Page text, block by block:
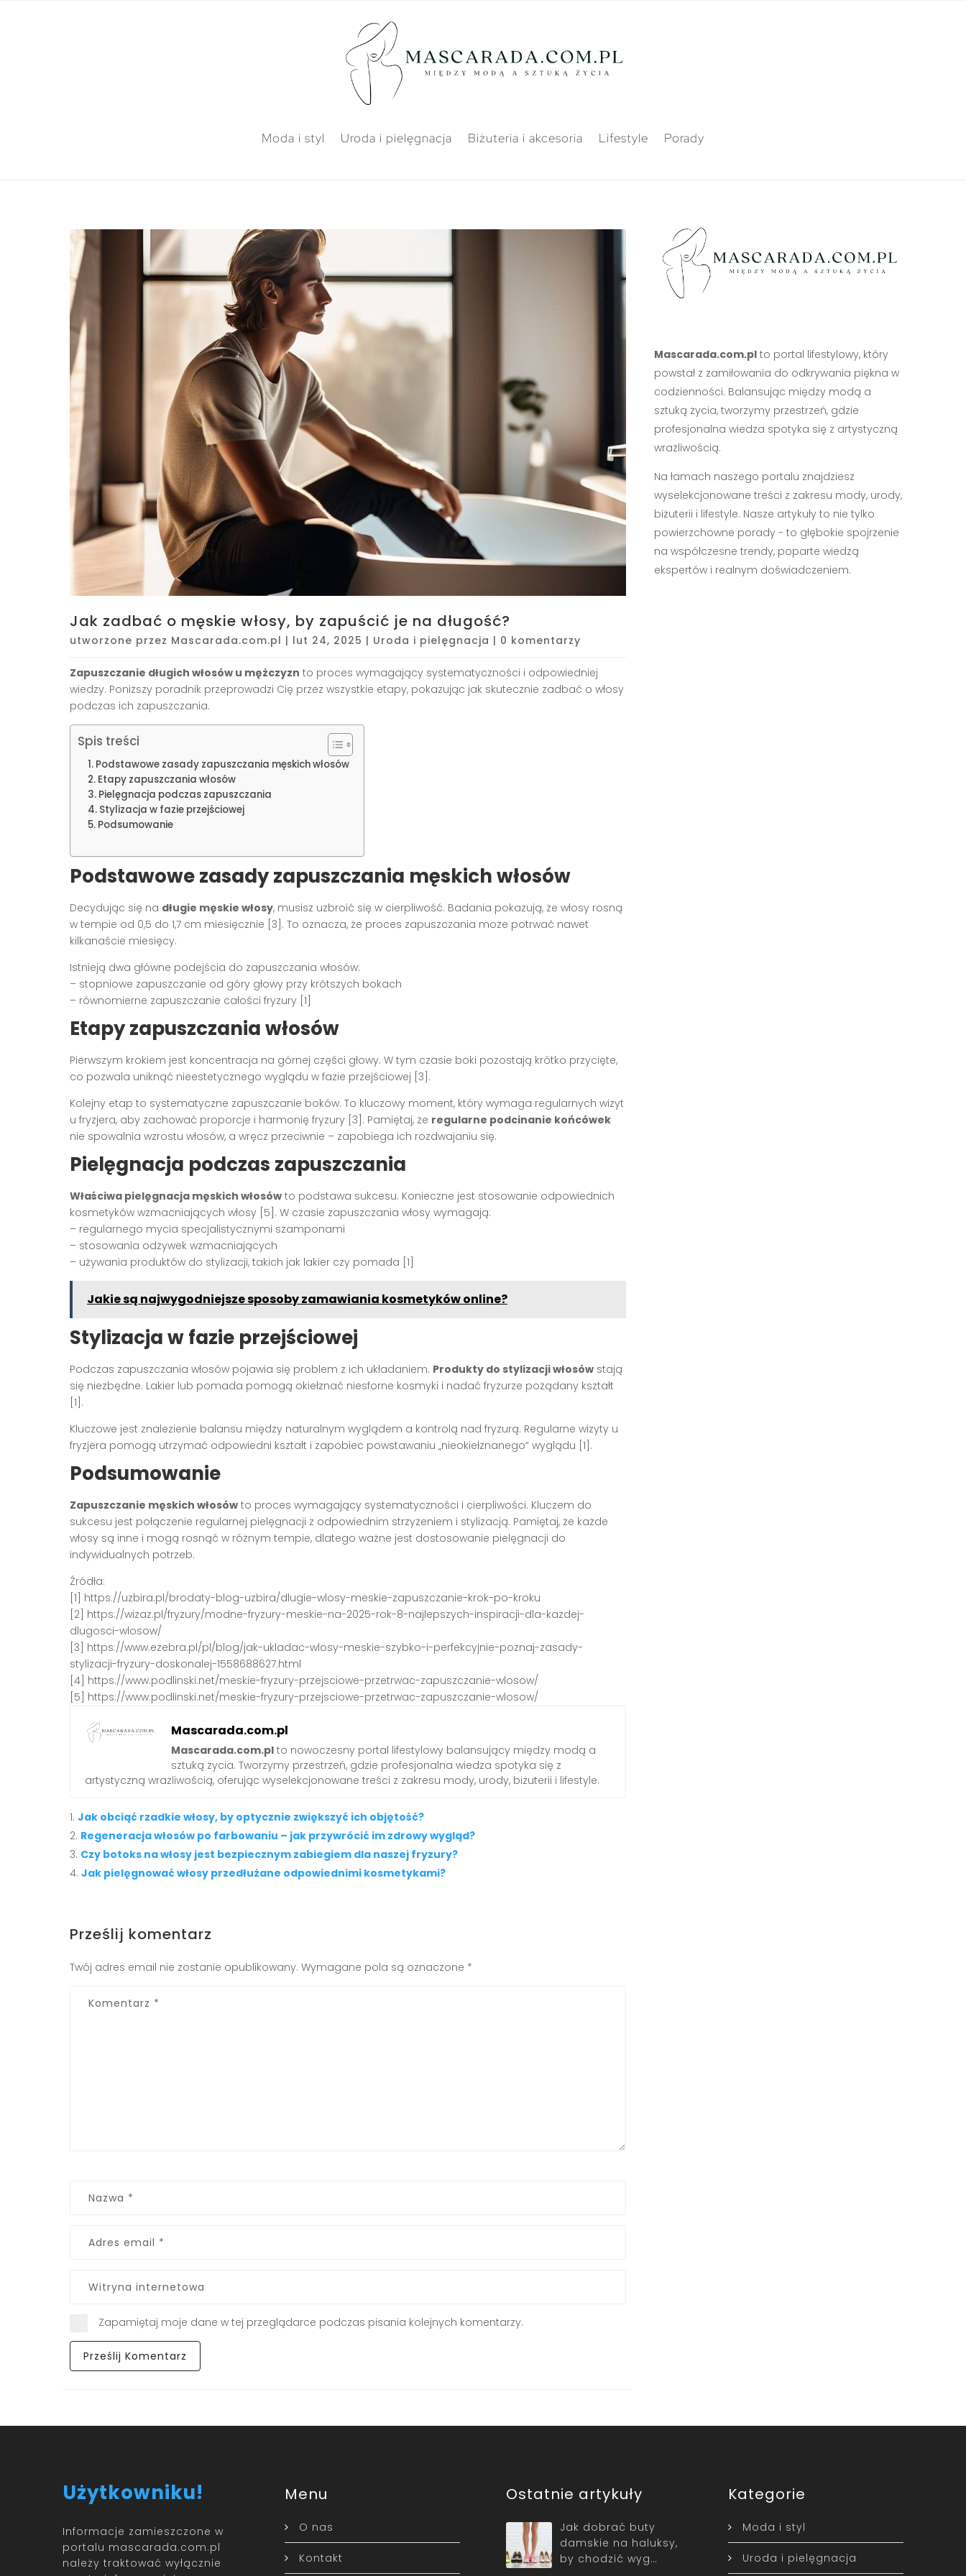
Moda i styl Uroda i pielęgnacja Biżuteria i akcesoria Lifestyle Porady
Jak zadbać o męskie włosy, by zapuścić je na długość?
utworzone przez Mascarada.com.pl | lut 24, 2025 | Uroda i pielęgnacja | 0 komentarzy
Zapuszczanie długich włosów u mężczyzn to proces wymagający systematyczności i odpowiedniej
wiedzy. Poniższy poradnik przeprowadzi Cię przez wszystkie etapy, pokazując jak skutecznie zadbać o włosy
podczas ich zapuszczania.
Spis treści
Podstawowe zasady zapuszczania męskich włosów
Etapy zapuszczania włosów
Pielęgnacja podczas zapuszczania
Stylizacja w fazie przejściowej
Podsumowanie
Podstawowe zasady zapuszczania męskich włosów
Decydując się na długie męskie włosy, musisz uzbroić się w cierpliwość. Badania pokazują, że włosy rosną
w tempie od 0,5 do 1,7 cm miesięcznie [3]. To oznacza, że proces zapuszczania może potrwać nawet
kilkanaście miesięcy.
Istnieją dwa główne podejścia do zapuszczania włosów:
– stopniowe zapuszczanie od góry głowy przy krótszych bokach
– równomierne zapuszczanie całości fryzury [1]
Etapy zapuszczania włosów
Pierwszym krokiem jest koncentracja na górnej części głowy. W tym czasie boki pozostają krótko przycięte,
co pozwala uniknąć nieestetycznego wyglądu w fazie przejściowej [3].
Kolejny etap to systematyczne zapuszczanie boków. To kluczowy moment, który wymaga regularnych wizyt
u fryzjera, aby zachować proporcje i harmonię fryzury [3]. Pamiętaj, że regularne podcinanie końcówek
nie spowalnia wzrostu włosów, a wręcz przeciwnie – zapobiega ich rozdwajaniu się.
Pielęgnacja podczas zapuszczania
Właściwa pielęgnacja męskich włosów to podstawa sukcesu. Konieczne jest stosowanie odpowiednich
kosmetyków wzmacniających włosy [5]. W czasie zapuszczania włosy wymagają:
– regularnego mycia specjalistycznymi szamponami
– stosowania odżywek wzmacniających
– używania produktów do stylizacji, takich jak lakier czy pomada [1]
Jakie są najwygodniejsze sposoby zamawiania kosmetyków online?
Stylizacja w fazie przejściowej
Podczas zapuszczania włosów pojawia się problem z ich układaniem. Produkty do stylizacji włosów stają
się niezbędne. Lakier lub pomada pomogą okiełznać niesforne kosmyki i nadać fryzurze pożądany kształt
[1].
Kluczowe jest znalezienie balansu między naturalnym wyglądem a kontrolą nad fryzurą. Regularne wizyty u
fryzjera pomogą utrzymać odpowiedni kształt i zapobiec powstawaniu „nieokiełznanego” wyglądu [1].
Podsumowanie
Zapuszczanie męskich włosów to proces wymagający systematyczności i cierpliwości. Kluczem do
sukcesu jest połączenie regularnej pielęgnacji z odpowiednim strzyżeniem i stylizacją. Pamiętaj, że każde
włosy są inne i mogą rosnąć w różnym tempie, dlatego ważne jest dostosowanie pielęgnacji do
indywidualnych potrzeb.
Źródła:
[1] https://uzbira.pl/brodaty-blog-uzbira/dlugie-wlosy-meskie-zapuszczanie-krok-po-kroku
[2] https://wizaz.pl/fryzury/modne-fryzury-meskie-na-2025-rok-8-najlepszych-inspiracji-dla-kazdej-
dlugosci-wlosow/
[3] https://www.ezebra.pl/pl/blog/jak-ukladac-wlosy-meskie-szybko-i-perfekcyjnie-poznaj-zasady-
stylizacji-fryzury-doskonalej-1558688627.html
[4] https://www.podlinski.net/meskie-fryzury-przejsciowe-przetrwac-zapuszczanie-wlosow/
[5] https://www.podlinski.net/meskie-fryzury-przejsciowe-przetrwac-zapuszczanie-wlosow/
Mascarada.com.pl
Mascarada.com.pl to nowoczesny portal lifestylowy balansujący między modą a
sztuką życia. Tworzymy przestrzeń, gdzie profesjonalna wiedza spotyka się z
artystyczną wrażliwością, oferując wyselekcjonowane treści z zakresu mody, urody, biżuterii i lifestyle.
Jak obciąć rzadkie włosy, by optycznie zwiększyć ich objętość?
Regeneracja włosów po farbowaniu – jak przywrócić im zdrowy wygląd?
Czy botoks na włosy jest bezpiecznym zabiegiem dla naszej fryzury?
Jak pielęgnować włosy przedłużane odpowiednimi kosmetykami?
Prześlij komentarz
Twój adres email nie zostanie opublikowany. Wymagane pola są oznaczone *
Zapamiętaj moje dane w tej przeglądarce podczas pisania kolejnych komentarzy.
Mascarada.com.plto portal lifestylowy, który
powstał z zamiłowania do odkrywania piękna w
codzienności. Balansując między modą a
sztuką życia, tworzymy przestrzeń, gdzie
profesjonalna wiedza spotyka się z artystyczną
wrażliwością.
Na łamach naszego portalu znajdziesz
wyselekcjonowane treści z zakresu mody, urody,
biżuterii i lifestyle. Nasze artykuły to nie tylko
powierzchowne porady - to głębokie spojrzenie
na współczesne trendy, poparte wiedzą
ekspertów i realnym doświadczeniem.
Użytkowniku!
Informacje zamieszczone w
portalu mascarada.com.pl
należy traktować wyłącznie
Menu
O nas
Kontakt
Ostatnie artykuły
Jak dobrać buty
damskie na haluksy,
by chodzić wyg…
Kategorie
Moda i styl
Uroda i pielęgnacja